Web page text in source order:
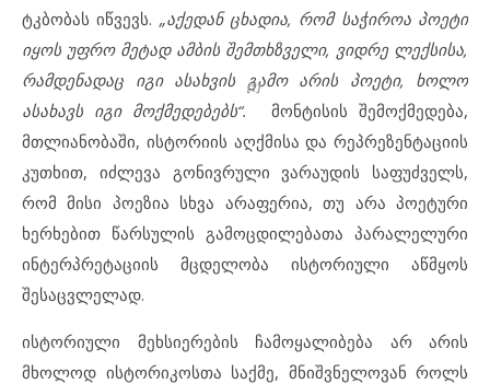
ტკბობას იწვევს. „აქედან ცხადია, რომ საჭიროა პოეტი
იყოს უფრო მეტად ამბის შემთხზველი, ვიდრე ლექსისა,
რამდენადაც იგი ასახვის გამო არის პოეტი, ხოლო
ასახავს იგი მოქმედებებს“.
[1]
მონტისის შემოქმედება,
მთლიანობაში, ისტორიის აღქმისა და რეპრეზენტაციის
კუთხით, იძლევა გონივრული ვარაუდის საფუძველს,
რომ მისი პოეზია სხვა არაფერია, თუ არა პოეტური
ხერხებით წარსულის გამოცდილებათა პარალელური
ინტერპრეტაციის მცდელობა ისტორიული აწმყოს
შესაცვლელად.
ისტორიული მეხსიერების ჩამოყალიბება არ არის
მხოლოდ ისტორიკოსთა საქმე, მნიშვნელოვან როლს